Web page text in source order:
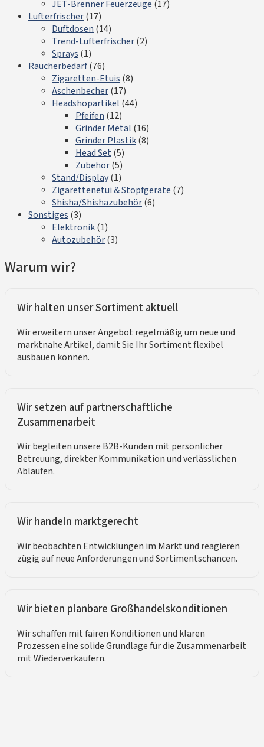
JET-Brenner Feuerzeuge (17)
Lufterfrischer(17)
Duftdosen (14)
Trend-Lufterfrischer(2)
Sprays (1)
Raucherbedarf(76)
Zigaretten-Etuis (8)
Aschenbecher(17)
Headshopartikel (44)
Pfeifen (12)
Grinder Metal (16)
Grinder Plastik(8)
Head Set(5)
Zubehör(5)
Stand/Display(1)
Zigarettenetui & Stopfgeräte (7)
Shisha/Shishazubehör(6)
Sonstiges (3)
Elektronik(1)
Autozubehör(3)
Warum wir?
Wir halten unser Sortiment aktuell
Wir erweitern unser Angebot regelmäßig um neue und
marktnahe Artikel, damit Sie Ihr Sortiment flexibel
ausbauen können.
Wir setzen auf partnerschaftliche
Zusammenarbeit
Wir begleiten unsere B2B-Kunden mit persönlicher
Betreuung, direkter Kommunikation und verlässlichen
Abläufen.
Wir handeln marktgerecht
Wir beobachten Entwicklungen im Markt und reagieren
zügig auf neue Anforderungen und Sortimentschancen.
Wir bieten planbare Großhandelskonditionen
Wir schaffen mit fairen Konditionen und klaren
Prozessen eine solide Grundlage für die Zusammenarbeit
mit Wiederverkäufern.